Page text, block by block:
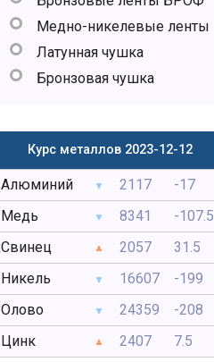
Медно-никелевые ленты
Латунная чушка
Бронзовая чушка
Курс металлов 2023-12-12
Алюминий 2117
-17
Медь
8341
-107.5
Свинец
2057
31.5
Никель
16607
-199
Олово
24359
-208
Цинк
2407 7.5